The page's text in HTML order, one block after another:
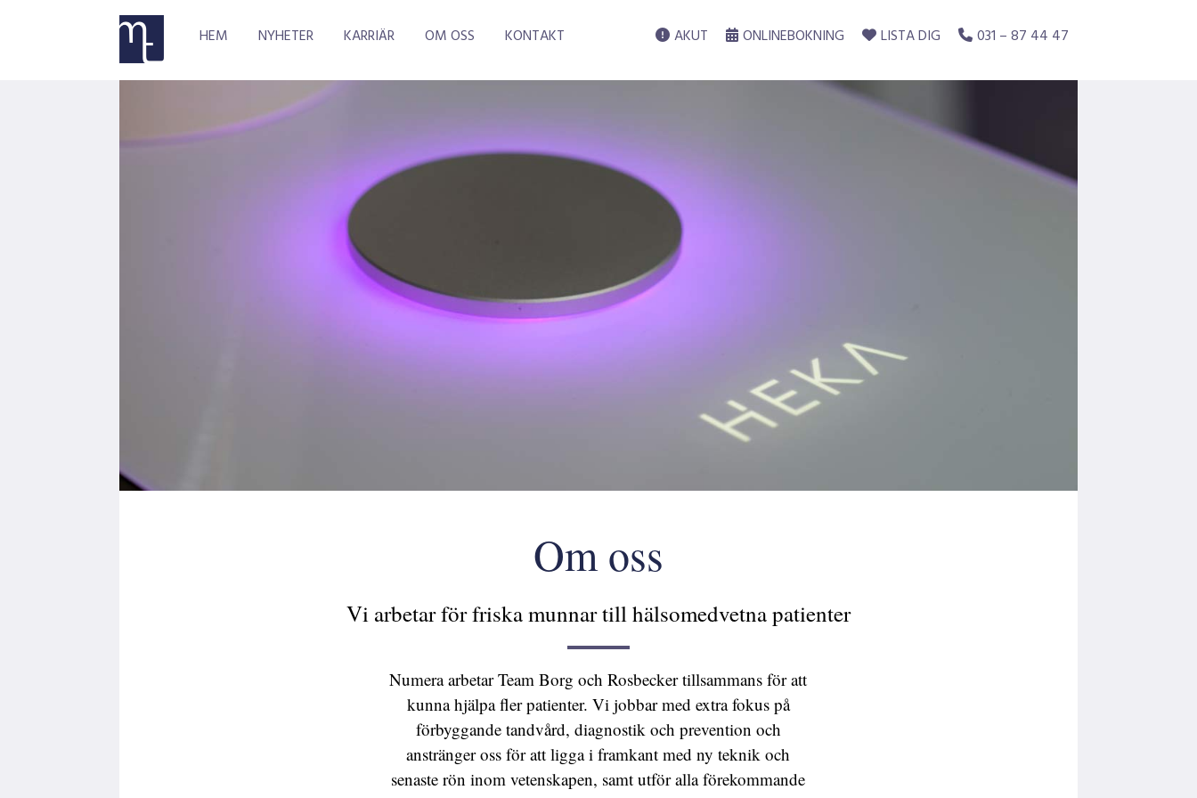
HEM NYHETER KARRIÄR OM OSS KONTAKT AKUT ONLINEBOKNING LISTA DIG 031 – 87 44 47
Om oss
Vi arbetar för friska munnar till hälsomedvetna patienter
Numera arbetar Team Borg och Rosbecker tillsammans för att
kunna hjälpa fler patienter. Vi jobbar med extra fokus på
förbyggande tandvård, diagnostik och prevention och
anstränger oss för att ligga i framkant med ny teknik och
senaste rön inom vetenskapen, samt utför alla förekommande